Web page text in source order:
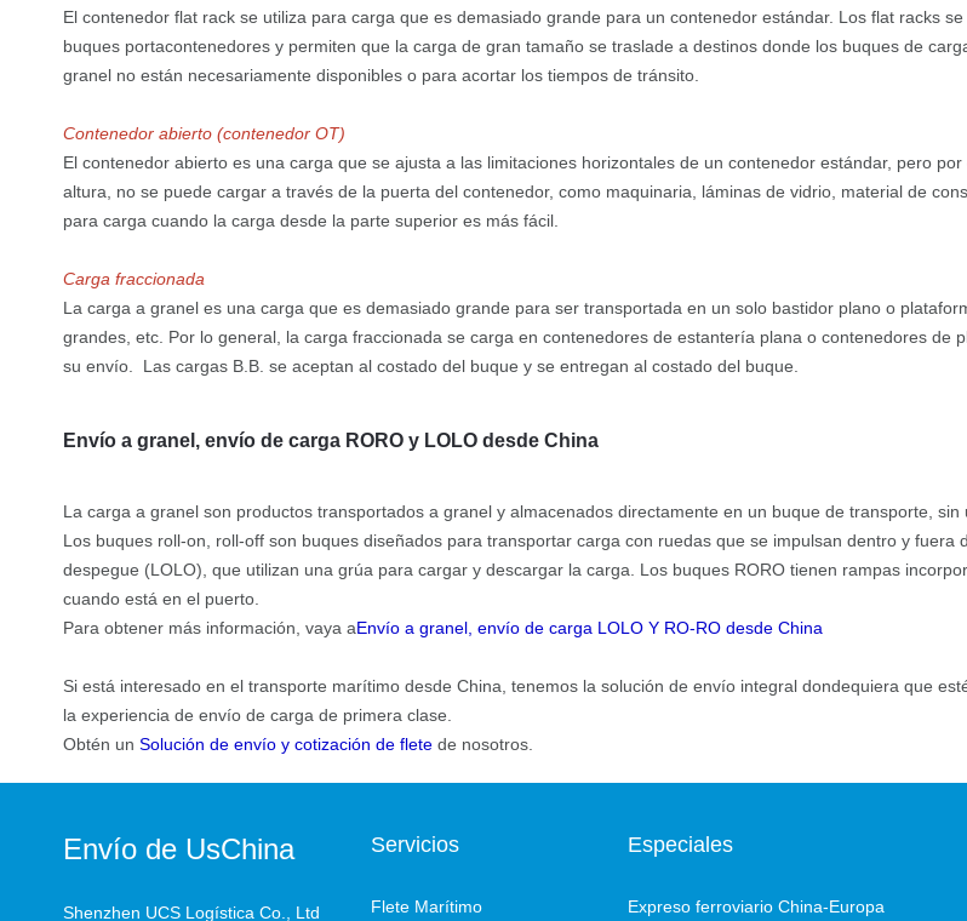
El contenedor flat rack se utiliza para carga que es demasiado grande para un contenedor estándar. Los flat racks
buques portacontenedores y permiten que la carga de gran tamaño se traslade a destinos donde los buques de
granel no están necesariamente disponibles o para acortar los tiempos de tránsito.
Contenedor abierto (contenedor OT)
El contenedor abierto es una carga que se ajusta a las limitaciones horizontales de un contenedor estándar, pero por
altura, no se puede cargar a través de la puerta del contenedor, como maquinaria, láminas de vidrio, material de
para carga cuando la carga desde la parte superior es más fácil.
Carga fraccionada
La carga a granel es una carga que es demasiado grande para ser transportada en un solo bastidor plano o
grandes, etc. Por lo general, la carga fraccionada se carga en contenedores de estantería plana o contenedores
su envío. Las cargas B.B. se aceptan al costado del buque y se entregan al costado del buque.
Envío a granel, envío de carga RORO y LOLO desde China
La carga a granel son productos transportados a granel y almacenados directamente en un buque de transporte,
Los buques roll-on, roll-off son buques diseñados para transportar carga con ruedas que se impulsan dentro y
despegue (LOLO), que utilizan una grúa para cargar y descargar la carga. Los buques RORO tienen rampas
cuando está en el puerto.
Para obtener más información, vaya aEnvío a granel, envío de carga LOLO Y RO-RO desde China
Si está interesado en el transporte marítimo desde China, tenemos la solución de envío integral dondequiera que
la experiencia de envío de carga de primera clase.
Obtén un Solución de envío y cotización de flete de nosotros.
Envío de UsChina
Shenzhen UCS Logística Co., Ltd
Servicios
Flete Marítimo
Especiales
Expreso ferroviario China-Europa